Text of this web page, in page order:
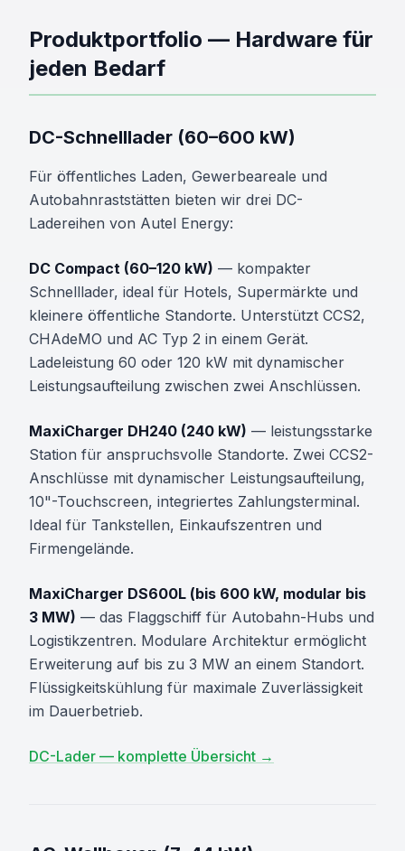
Produktportfolio — Hardware für
jeden Bedarf
DC-Schnelllader (60–600 kW)
Für öffentliches Laden, Gewerbeareale und
Autobahnraststätten bieten wir drei DC-
Ladereihen von Autel Energy:
DC Compact (60–120 kW) — kompakter
Schnelllader, ideal für Hotels, Supermärkte und
kleinere öffentliche Standorte. Unterstützt CCS2,
CHAdeMO und AC Typ 2 in einem Gerät.
Ladeleistung 60 oder 120 kW mit dynamischer
Leistungsaufteilung zwischen zwei Anschlüssen.
MaxiCharger DH240 (240 kW) — leistungsstarke
Station für anspruchsvolle Standorte. Zwei CCS2-
Anschlüsse mit dynamischer Leistungsaufteilung,
10"-Touchscreen, integriertes Zahlungsterminal.
Ideal für Tankstellen, Einkaufszentren und
Firmengelände.
MaxiCharger DS600L (bis 600 kW, modular bis
3 MW) — das Flaggschiff für Autobahn-Hubs und
Logistikzentren. Modulare Architektur ermöglicht
Erweiterung auf bis zu 3 MW an einem Standort.
Flüssigkeitskühlung für maximale Zuverlässigkeit
im Dauerbetrieb.
DC-Lader — komplette Übersicht →